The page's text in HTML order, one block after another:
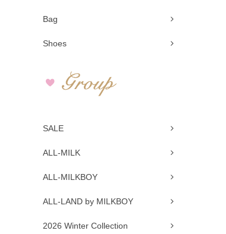
Bag
Shoes
SALE
ALL-MILK
ALL-MILKBOY
ALL-LAND by MILKBOY
2026 Winter Collection